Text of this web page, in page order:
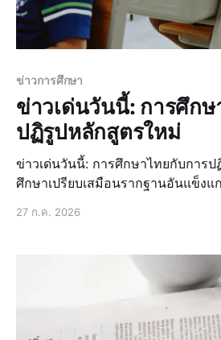
ข่าวการศึกษา
ข่าวเด่นวันนี้: การศึกษ
ปฏิรูปหลักสูตรใหม่
ข่าวเด่นวันนี้: การศึกษาไทยกับการปฏิรู
ศึกษาเปรียบเสมือนรากฐานอันแข็ง
27 ก.ค. 2026